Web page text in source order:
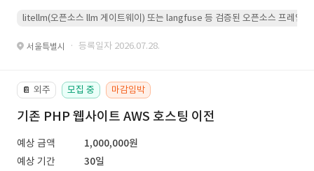
litellm(오픈소스 llm 게이트웨이) 또는 langfuse 등 검증된 오픈소스 프레임워
서울특별시 · 등록일자 2026.07.28.
📔 외주 모집 중 마감임박
기존 PHP 웹사이트 AWS 호스팅 이전
예상 금액
1,000,000원
예상 기간
30일